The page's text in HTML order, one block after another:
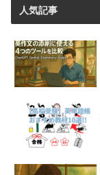
人気記事